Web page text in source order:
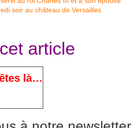
article
là…